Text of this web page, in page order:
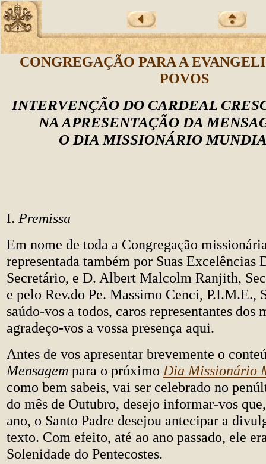
CONGREGAÇÃO PARA A
POVOS
INTERVENÇÃO DO CARDEAL
NA APRESENTAÇÃO DA
O DIA MISSIONÁRIO
I. Premissa
Em nome de toda a Congregação
representada também por Suas Excelências
Secretário, e D. Albert Malcolm Ranjith,
e pelo Rev.do Pe. Massimo Cenci, P.I.M.E.,
saúdo-vos a todos, caros representantes dos
agradeço-vos a vossa presença aqui.
Antes de vos apresentar brevemente o
Mensagem para o próximo Dia Missionário
como bem sabeis, vai ser celebrado no
do mês de Outubro, desejo informar-vos
ano, o Santo Padre desejou antecipar a
texto. Com efeito, até ao ano passado, ele
Solenidade do Pentecostes.